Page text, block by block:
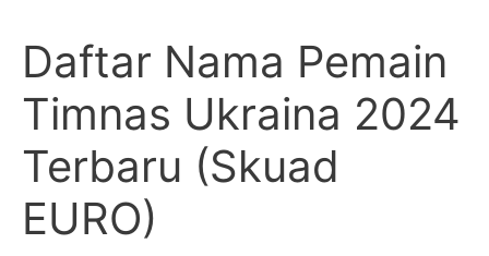
Daftar Nama Pemain
Timnas Ukraina 2024
Terbaru (Skuad
EURO)